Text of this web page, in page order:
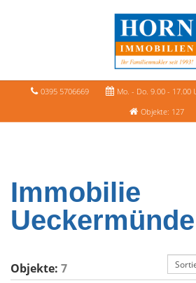
0395 5706669
Mo. - Do. 9.00 - 17.00
Objekte: 127
Immobilie
Ueckermünde
Objekte: 7